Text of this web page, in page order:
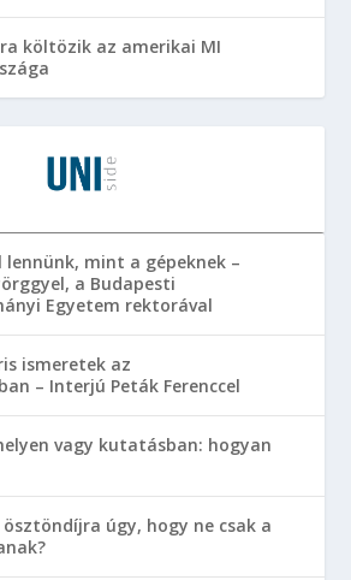
költözik az amerikai MI
lennünk, mint a gépeknek –
a Budapesti
Egyetem rektorával
ismeretek az
– Interjú Peták Ferenccel
vagy kutatásban: hogyan
úgy, hogy ne csak a